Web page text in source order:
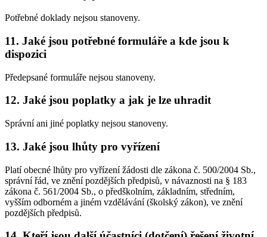
Potřebné doklady nejsou stanoveny.
11. Jaké jsou potřebné formuláře a kde jsou k
dispozici
Předepsané formuláře nejsou stanoveny.
12. Jaké jsou poplatky a jak je lze uhradit
Správní ani jiné poplatky nejsou stanoveny.
13. Jaké jsou lhůty pro vyřízení
Platí obecné lhůty pro vyřízení žádosti dle zákona č. 500/2004 Sb.,
správní řád, ve znění pozdějších předpisů, v návaznosti na § 183
zákona č. 561/2004 Sb., o předškolním, základním, středním,
vyšším odborném a jiném vzdělávání (školský zákon), ve znění
pozdějších předpisů.